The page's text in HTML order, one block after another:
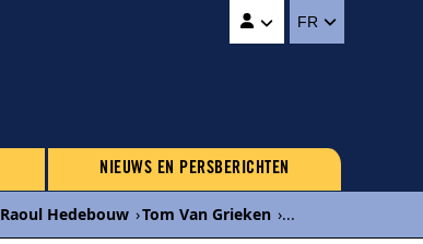
FR
NIEUWS EN PERSBERICHTEN
Raoul Hedebouw ›Tom Van Grieken ›...